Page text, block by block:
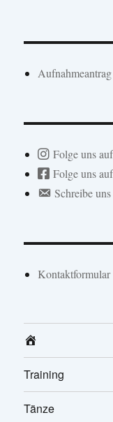
Aufnahmeantrag
Folge uns
Folge uns
Schreibe
Kontaktformular
Training
Tänze